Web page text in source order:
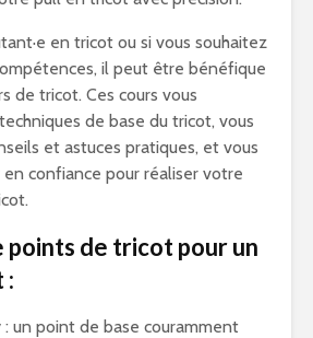
en tricot ou si vous souhaitez
il peut être bénéfique
de tricot. Ces cours vous
de base du tricot, vous
et astuces pratiques, et vous
confiance pour réaliser votre
points de tricot pour un
:
: un point de base couramment